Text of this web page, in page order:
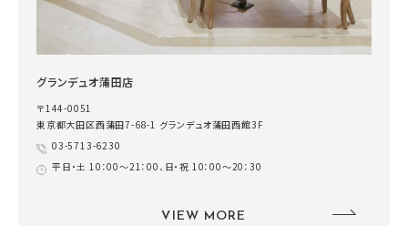
グランデュオ蒲田店
〒144-0051
東京都大田区西蒲田7-68-1 グランデュオ蒲田西館3F
03-5713-6230
平日・土 10：00～21：00、日・祝 10：00～20：30
VIEW MORE